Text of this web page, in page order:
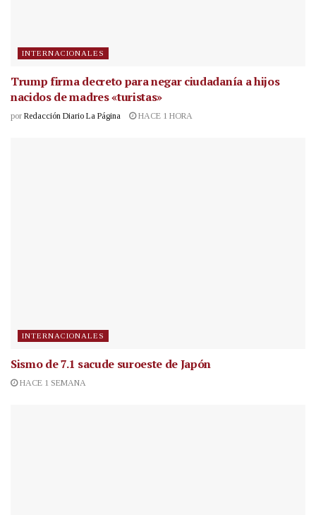
INTERNACIONALES
Trump firma decreto para negar ciudadanía a hijos
nacidos de madres «turistas»
por Redacción Diario La Página HACE 1 HORA
INTERNACIONALES
Sismo de 7.1 sacude suroeste de Japón
HACE 1 SEMANA